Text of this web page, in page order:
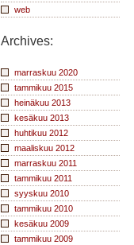
web
Archives:
marraskuu 2020
tammikuu 2015
heinäkuu 2013
kesäkuu 2013
huhtikuu 2012
maaliskuu 2012
marraskuu 2011
tammikuu 2011
syyskuu 2010
tammikuu 2010
kesäkuu 2009
tammikuu 2009